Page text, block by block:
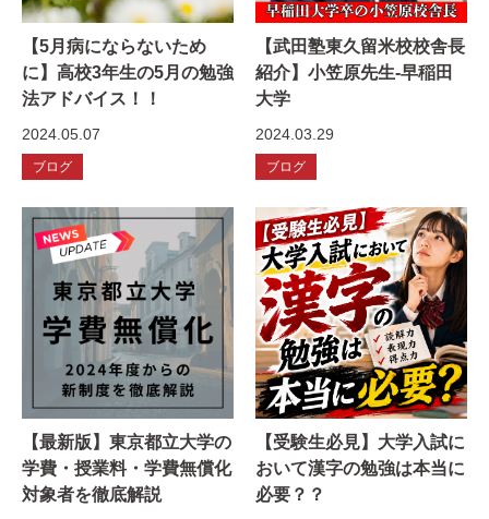
【5月病にならないため
に】高校3年生の5月の勉強
法アドバイス！！
2024.05.07
ブログ
【武田塾東久留米校校舎長
紹介】小笠原先生-早稲田
大学
2024.03.29
ブログ
【最新版】東京都立大学の
学費・授業料・学費無償化
対象者を徹底解説
【受験生必見】大学入試に
おいて漢字の勉強は本当に
必要？？